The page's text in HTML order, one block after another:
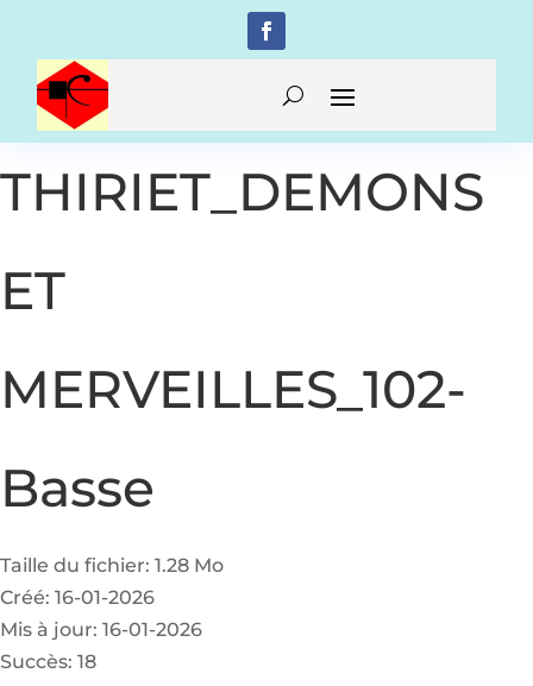
THIRIET_DEMONS
ET
MERVEILLES_102-
Basse
Taille du fichier: 1.28 Mo
Créé: 16-01-2026
Mis à jour: 16-01-2026
Succès: 18